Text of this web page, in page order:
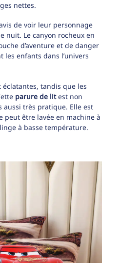
nettes.
de voir leur personnage
nuit. Le canyon rocheux en
d’aventure et de danger
les enfants dans l’univers
éclatantes, tandis que les
parure de litest non
aussi très pratique. Elle est
peut être lavée en machine à
à basse température.